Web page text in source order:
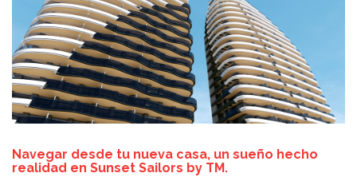
Navegar desde tu nueva casa, un sueño hecho
realidad en Sunset Sailors by TM.